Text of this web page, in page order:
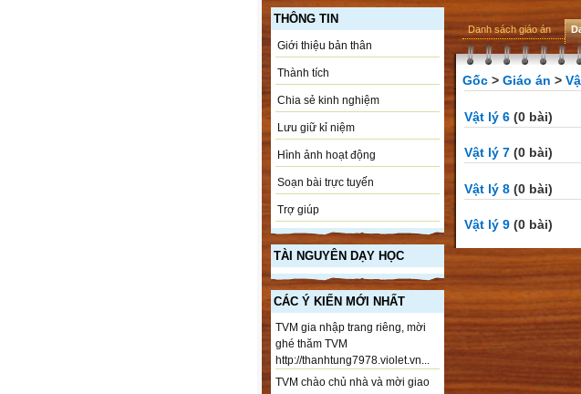
THÔNG TIN
Giới thiệu bản thân
Thành tích
Chia sẻ kinh nghiệm
Lưu giữ kỉ niệm
Hình ảnh hoạt động
Soạn bài trực tuyến
Trợ giúp
TÀI NGUYÊN DẠY HỌC
CÁC Ý KIẾN MỚI NHẤT
TVM gia nhập trang riêng, mời
ghé thăm TVM
http://thanhtung7978.violet.vn...
TVM chào chủ nhà và mời giao
Danh sách giáo án
Gốc > Giáo án >
Vật lý 6 (0 bài)
Vật lý 7 (0 bài)
Vật lý 8 (0 bài)
Vật lý 9 (0 bài)